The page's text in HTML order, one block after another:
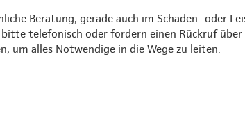
Beratung, gerade auch im Schaden- oder
bitte telefonisch oder fordern einen Rückruf
um alles Notwendige in die Wege zu leiten.